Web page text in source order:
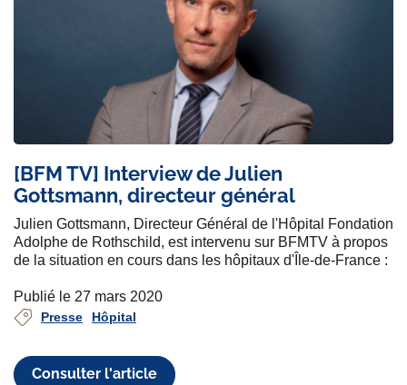
[BFM TV] Interview de Julien
Gottsmann, directeur général
Julien Gottsmann, Directeur Général de l'Hôpital Fondation
Adolphe de Rothschild, est intervenu sur BFMTV à propos
de la situation en cours dans les hôpitaux d'Île-de-France :
Publié le 27 mars 2020
Presse Hôpital
Consulter l'article